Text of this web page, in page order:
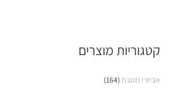
קטגוריות מוצרים
אביזרי מטבח (164)